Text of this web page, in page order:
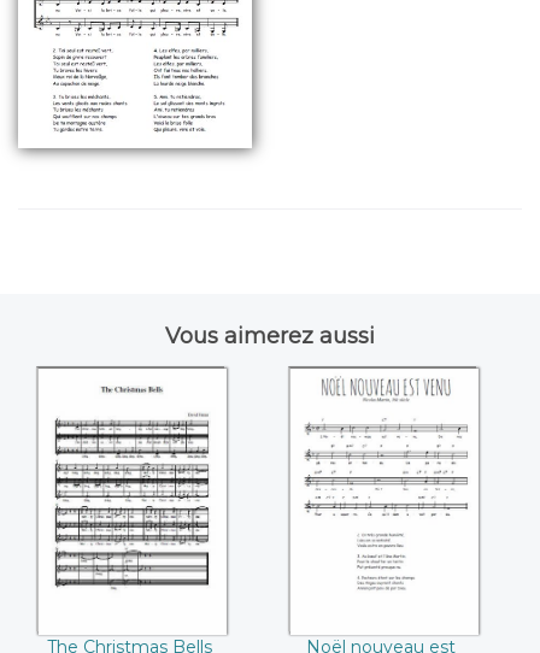
Vous aimerez aussi
The Christmas
Bells
The Christmas Bells
Noël nouveau est
venu (Nicolas
Martin)
Noël nouveau est